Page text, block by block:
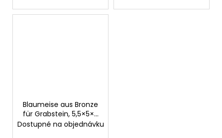
Blaumeise aus Bronze
für Grabstein, 5,5×5×11
cm
Dostupné na objednávku